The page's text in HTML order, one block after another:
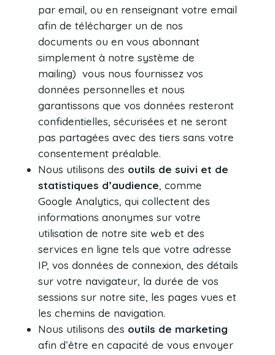
par email, ou en renseignant votre email
afin de télécharger un de nos
documents ou en vous abonnant
simplement à notre système de
mailing)vous nous fournissez vos
données personnelles et nous
garantissons que vos données resteront
confidentielles, sécurisées et ne seront
pas partagées avec des tiers sans votre
consentement préalable.
Nous utilisons des outils de suivi et de
statistiques d’audience, comme
Google Analytics, qui collectent des
informations anonymes sur votre
utilisation de notre site web et des
services en ligne tels que votre adresse
IP, vos données de connexion, des détails
sur votre navigateur, la durée de vos
sessions sur notre site, les pages vues et
les chemins de navigation.
Nous utilisons des outils de marketing
afin d’être en capacité de vous envoyer